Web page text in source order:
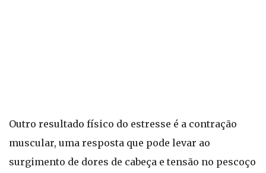
Outro resultado físico do estresse é a contração
muscular, uma resposta que pode levar ao
surgimento de dores de cabeça e tensão no pescoço